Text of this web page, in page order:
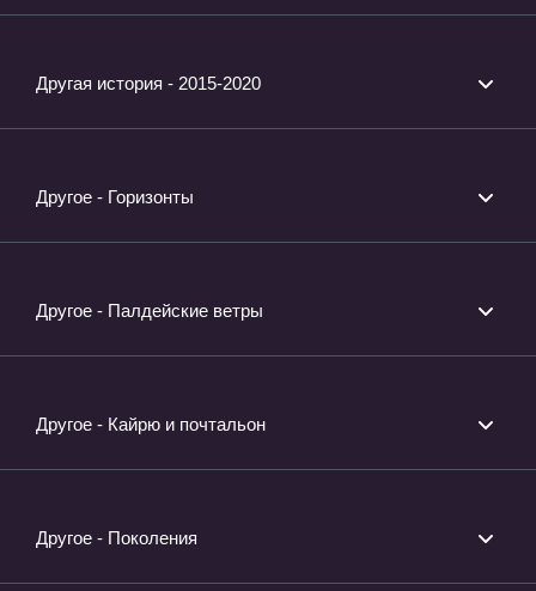
Другая история - 2015-2020
Другое - Горизонты
Другое - Палдейские ветры
Другое - Кайрю и почтальон
Другое - Поколения